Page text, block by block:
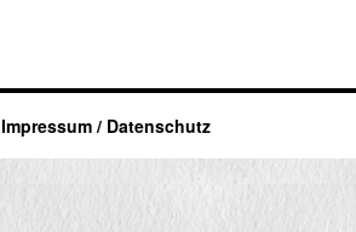
Impressum / Datenschutz